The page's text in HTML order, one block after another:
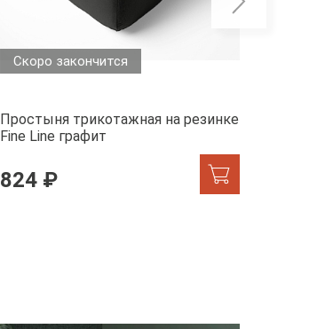
Скоро закончится
Простыня трикотажная на резинке
Fine Line графит
824 ₽